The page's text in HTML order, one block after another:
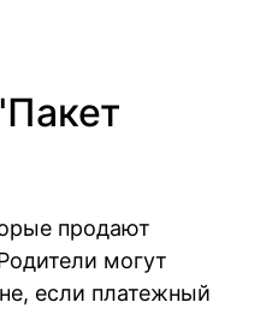
продают
могут
если платежный